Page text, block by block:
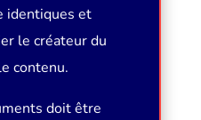
identiques et
le créateur du
contenu.
doit être